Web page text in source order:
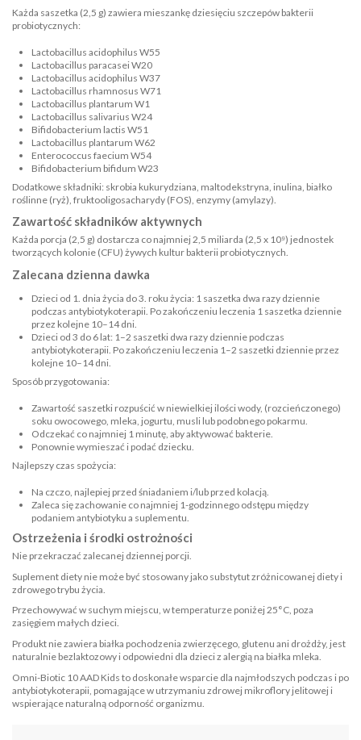
Każda saszetka (2,5 g) zawiera mieszankę dziesięciu szczepów bakterii
probiotycznych:
Lactobacillus acidophilus W55
Lactobacillus paracasei W20
Lactobacillus acidophilus W37
Lactobacillus rhamnosus W71
Lactobacillus plantarum W1
Lactobacillus salivarius W24
Bifidobacterium lactis W51
Lactobacillus plantarum W62
Enterococcus faecium W54
Bifidobacterium bifidum W23
Dodatkowe składniki: skrobia kukurydziana, maltodekstryna, inulina, białko
roślinne (ryż), fruktooligosacharydy (FOS), enzymy (amylazy).
Zawartość składników aktywnych
Każda porcja (2,5 g) dostarcza co najmniej 2,5 miliarda (2,5 x 10⁹) jednostek
tworzących kolonie (CFU) żywych kultur bakterii probiotycznych.
Zalecana dzienna dawka
Dzieci od 1. dnia życia do 3. roku życia: 1 saszetka dwa razy dziennie
podczas antybiotykoterapii. Po zakończeniu leczenia 1 saszetka dziennie
przez kolejne 10–14 dni.
Dzieci od 3 do 6 lat: 1–2 saszetki dwa razy dziennie podczas
antybiotykoterapii. Po zakończeniu leczenia 1–2 saszetki dziennie przez
kolejne 10–14 dni.
Sposób przygotowania:
Zawartość saszetki rozpuścić w niewielkiej ilości wody, (rozcieńczonego)
soku owocowego, mleka, jogurtu, musli lub podobnego pokarmu.
Odczekać co najmniej 1 minutę, aby aktywować bakterie.
Ponownie wymieszać i podać dziecku.
Najlepszy czas spożycia:
Na czczo, najlepiej przed śniadaniem i/lub przed kolacją.
Zaleca się zachowanie co najmniej 1-godzinnego odstępu między
podaniem antybiotyku a suplementu.
Ostrzeżenia i środki ostrożności
Nie przekraczać zalecanej dziennej porcji.
Suplement diety nie może być stosowany jako substytut zróżnicowanej diety i
zdrowego trybu życia.
Przechowywać w suchym miejscu, w temperaturze poniżej 25°C, poza
zasięgiem małych dzieci.
Produkt nie zawiera białka pochodzenia zwierzęcego, glutenu ani drożdży, jest
naturalnie bezlaktozowy i odpowiedni dla dzieci z alergią na białka mleka.
Omni-Biotic 10 AAD Kids to doskonałe wsparcie dla najmłodszych podczas i po
antybiotykoterapii, pomagające w utrzymaniu zdrowej mikroflory jelitowej i
wspierające naturalną odporność organizmu.